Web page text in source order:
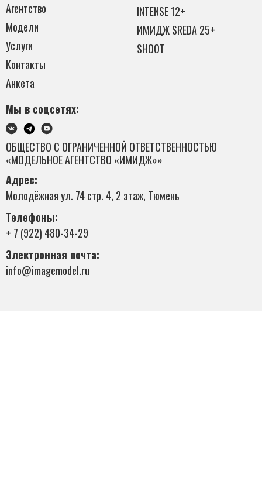
Агентство
Модели
Услуги
Контакты
Анкета
INTENSE 12+
ИМИДЖ SREDA 25+
SHOOT
Мы в соцсетях:
ОБЩЕСТВО С ОГРАНИЧЕННОЙ ОТВЕТСТВЕННОСТЬЮ
«МОДЕЛЬНОЕ АГЕНТСТВО «ИМИДЖ»»
Адрес:
Молодёжная ул. 74 стр. 4, 2 этаж, Тюмень
Телефоны:
+ 7 (922) 480-34-29
Электронная почта:
info@imagemodel.ru